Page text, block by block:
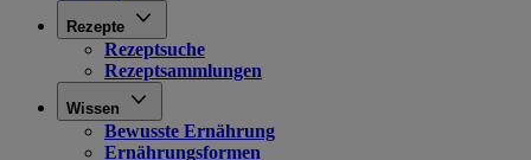
Rezepte
Rezeptsuche
Rezeptsammlungen
Wissen
Bewusste Ernährung
Ernährungsformen